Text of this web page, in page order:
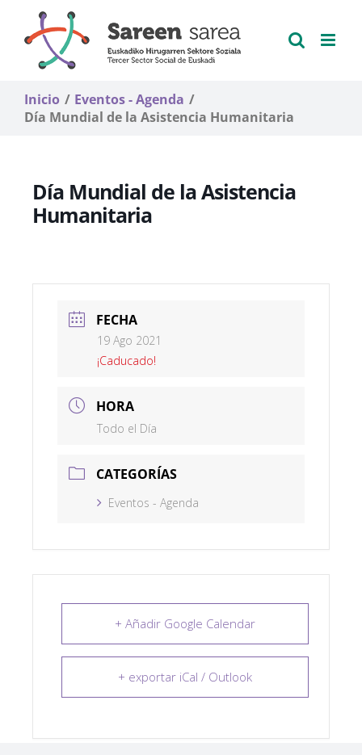
contenido
Inicio
Eventos - Agenda
Día Mundial de la Asistencia Humanitaria
Día Mundial de la Asistencia
Humanitaria
FECHA
19 Ago 2021
¡Caducado!
HORA
Todo el Día
CATEGORÍAS
Eventos - Agenda
+ Añadir Google Calendar
+ exportar iCal / Outlook